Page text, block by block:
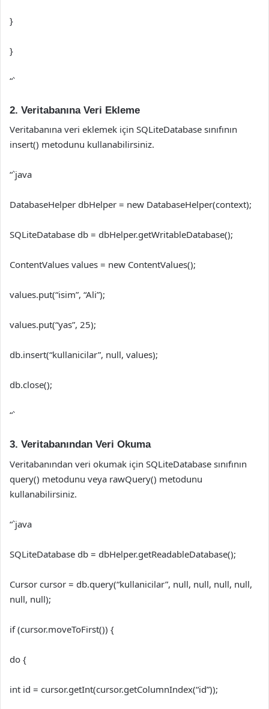
}
}
“`
2. Veritabanına Veri Ekleme
Veritabanına veri eklemek için SQLiteDatabase sınıfının
insert() metodunu kullanabilirsiniz.
“`java
DatabaseHelper dbHelper = new DatabaseHelper(context);
SQLiteDatabase db = dbHelper.getWritableDatabase();
ContentValues values = new ContentValues();
values.put(“isim”, “Ali”);
values.put(“yas”, 25);
db.insert(“kullanicilar”, null, values);
db.close();
“`
3. Veritabanından Veri Okuma
Veritabanından veri okumak için SQLiteDatabase sınıfının
query() metodunu veya rawQuery() metodunu
kullanabilirsiniz.
“`java
SQLiteDatabase db = dbHelper.getReadableDatabase();
Cursor cursor = db.query(“kullanicilar”, null, null, null, null,
null, null);
if (cursor.moveToFirst()) {
do {
int id = cursor.getInt(cursor.getColumnIndex(“id”));